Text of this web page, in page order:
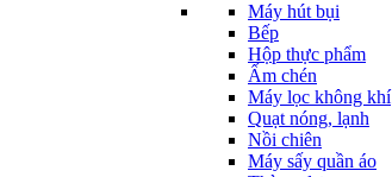
Máy hút bụi
Bếp
Hộp thực phẩm
Ấm chén
Máy lọc không khí
Quạt nóng, lạnh
Nồi chiên
Máy sấy quần áo